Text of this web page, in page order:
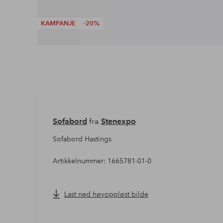
KAMPANJE -20%
Sofabord fra Stenexpo
Sofabord Hastings
Artikkelnummer: 1665781-01-0
Last ned høyoppløst bilde